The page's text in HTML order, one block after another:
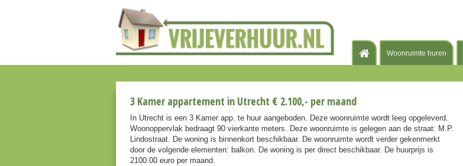
Woonruimte huren
3 Kamer appartement in Utrecht € 2.100,- per maand
In Utrecht is een 3 Kamer app. te huur aangeboden. Deze woonruimte wordt leeg opgeleverd.
Woonoppervlak bedraagt 90 vierkante meters. Deze woonruimte is gelegen aan de straat: M.P.
Lindostraat. De woning is binnenkort beschikbaar. De woonruimte wordt verder gekenmerkt
door de volgende elementen: balkon. De woning is per direct beschikbaar. De huurprijs is
2100.00 euro per maand.